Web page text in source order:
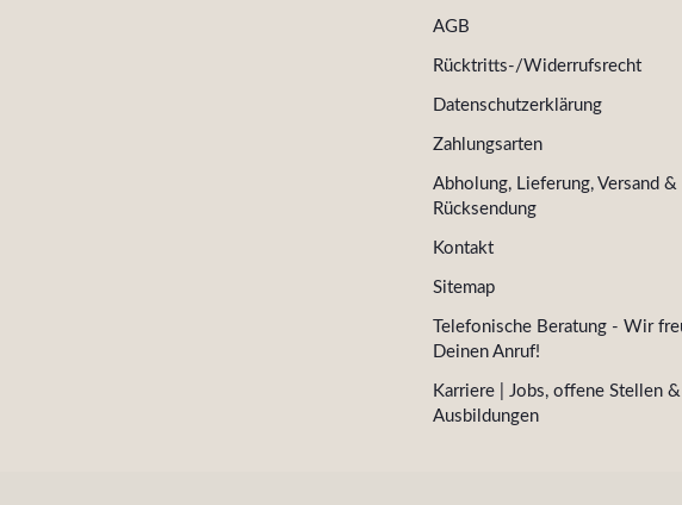
AGB
Rücktritts-/Widerrufsrecht
Datenschutzerklärung
Zahlungsarten
Abholung, Lieferung, Versand &
Rücksendung
Kontakt
Sitemap
Telefonische Beratung - Wir
Deinen Anruf!
Karriere | Jobs, offene Stellen &
Ausbildungen